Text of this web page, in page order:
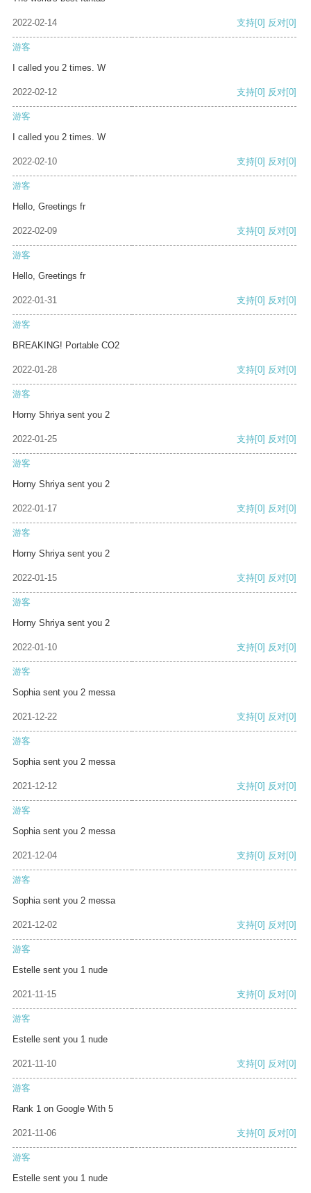
2022-02-14 支持[0] 反对[0]
游客
I called you 2 times. W
2022-02-12 支持[0] 反对[0]
游客
I called you 2 times. W
2022-02-10 支持[0] 反对[0]
游客
Hello, Greetings fr
2022-02-09 支持[0] 反对[0]
游客
Hello, Greetings fr
2022-01-31 支持[0] 反对[0]
游客
BREAKING! Portable CO2
2022-01-28 支持[0] 反对[0]
游客
Horny Shriya sent you 2
2022-01-25 支持[0] 反对[0]
游客
Horny Shriya sent you 2
2022-01-17 支持[0] 反对[0]
游客
Horny Shriya sent you 2
2022-01-15 支持[0] 反对[0]
游客
Horny Shriya sent you 2
2022-01-10 支持[0] 反对[0]
游客
Sophia sent you 2 messa
2021-12-22 支持[0] 反对[0]
游客
Sophia sent you 2 messa
2021-12-12 支持[0] 反对[0]
游客
Sophia sent you 2 messa
2021-12-04 支持[0] 反对[0]
游客
Sophia sent you 2 messa
2021-12-02 支持[0] 反对[0]
游客
Estelle sent you 1 nude
2021-11-15 支持[0] 反对[0]
游客
Estelle sent you 1 nude
2021-11-10 支持[0] 反对[0]
游客
Rank 1 on Google With 5
2021-11-06 支持[0] 反对[0]
游客
Estelle sent you 1 nude